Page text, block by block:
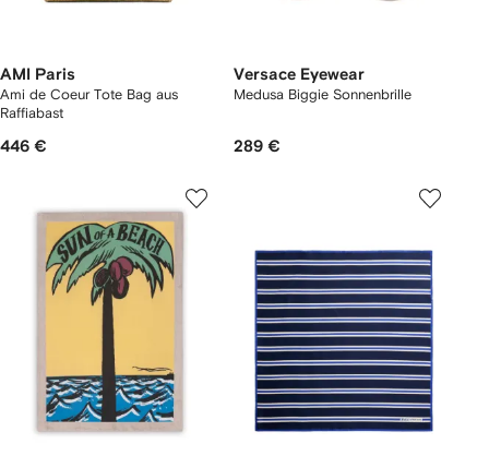
AMI Paris
Ami de Coeur Tote Bag aus
Raffiabast
446 €
Versace Eyewear
Medusa Biggie Sonnenbrille
289 €